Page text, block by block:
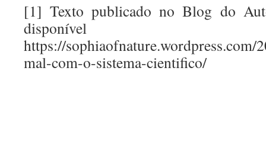
[1] Texto publicado no Blog do
https://sophiaofnature.wordpress.com/
mal-com-o-sistema-cientifico/